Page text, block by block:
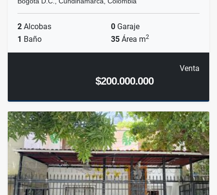
2 Alcobas 0 Garaje
1 Baño 35 Área m2
Venta
$200.000.000